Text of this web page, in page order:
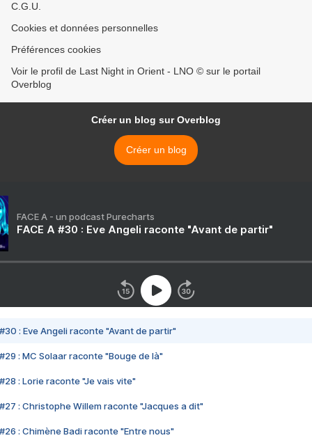
C.G.U.
Cookies et données personnelles
Préférences cookies
Voir le profil de Last Night in Orient - LNO © sur le portail
Overblog
Créer un blog sur Overblog
Créer un blog
FACE A - un podcast Purecharts
FACE A #30 : Eve Angeli raconte "Avant de partir"
#30 : Eve Angeli raconte "Avant de partir"
#29 : MC Solaar raconte "Bouge de là"
#28 : Lorie raconte "Je vais vite"
#27 : Christophe Willem raconte "Jacques a dit"
#26 : Chimène Badi raconte "Entre nous"